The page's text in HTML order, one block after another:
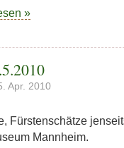
»
Apr. 2010
Fürstenschätze
Mannheim.